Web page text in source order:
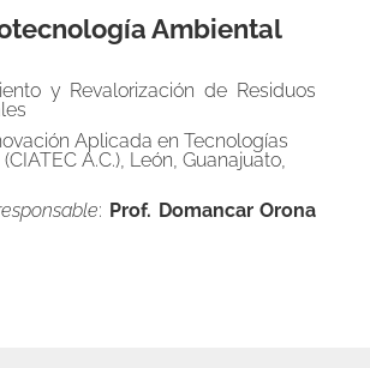
Ambiental
y Revalorización de Residuos
Aplicada en Tecnologías
A.C.), León, Guanajuato,
: Prof. Domancar Orona